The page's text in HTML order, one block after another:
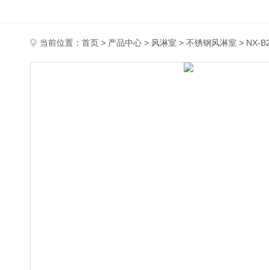
当前位置： 首页 > 产品中心 > 风淋室 > 不锈钢风淋室 > NX-